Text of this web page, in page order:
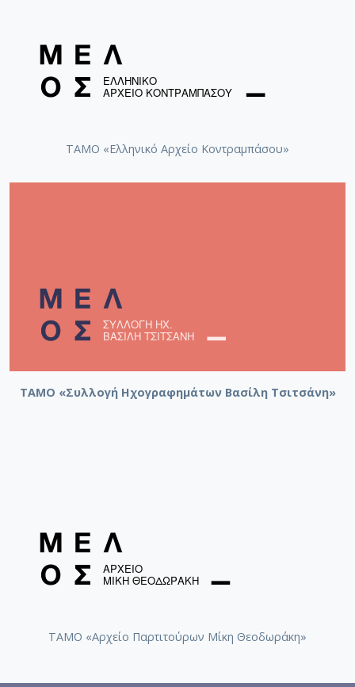
ΤΑΜΟ «Ελληνικό Αρχείο Κοντραμπάσου»
ΤΑΜΟ «Συλλογή Ηχογραφημάτων Βασίλη Τσιτσάνη»
ΤΑΜΟ «Αρχείο Παρτιτούρων Μίκη Θεοδωράκη»